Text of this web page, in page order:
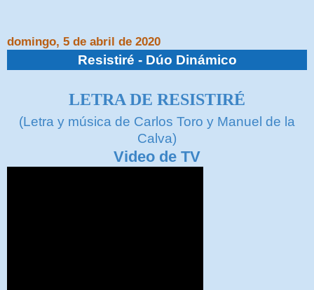
domingo, 5 de abril de 2020
Resistiré - Dúo Dinámico
LETRA DE RESISTIRÉ
(Letra y música de Carlos Toro y Manuel de la
Calva)
Video de TV